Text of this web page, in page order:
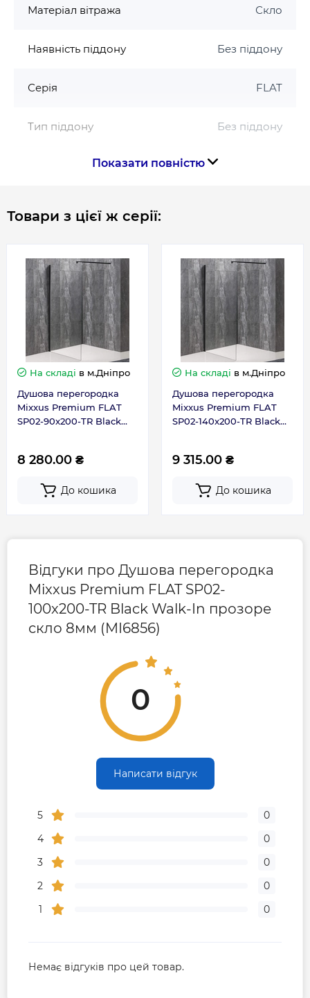
Mixxus
Матеріал вітража Скло
Наявність піддону Без піддону
Серія FLAT
Тип піддону Без піддону
Товщина скла, мм
Країна виготовлення Китай
Габарити, розміри, вага
Висота, см 200
Довжина, см 100
Гарантія
Гарантія виробника, міс 24
Показати повністю
Товари з цієї ж серії:
На складі в м.Дніпро
Душова перегородка
Mixxus Premium FLAT
SP02-90x200-TR Black
8 280.00 ₴
До кошика
На складі в м.Дніпро
Душова перегородка
Mixxus Premium FLAT
SP02-140x200-TR Black
9 315.00 ₴
До кошика
Відгуки про Душова перегородка
Mixxus Premium FLAT SP02-
100x200-TR Black Walk-In прозоре
скло 8мм (MI6856)
0
Написати відгук
5
0
4
0
3
0
2
0
1
0
Немає відгуків про цей товар.